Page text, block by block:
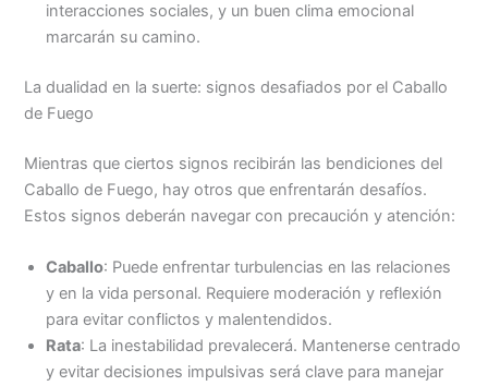
interacciones sociales, y un buen clima emocional
marcarán su camino.
La dualidad en la suerte: signos desafiados por el Caballo
de Fuego
Mientras que ciertos signos recibirán las bendiciones del
Caballo de Fuego, hay otros que enfrentarán desafíos.
Estos signos deberán navegar con precaución y atención:
Caballo: Puede enfrentar turbulencias en las relaciones
y en la vida personal. Requiere moderación y reflexión
para evitar conflictos y malentendidos.
Rata: La inestabilidad prevalecerá. Mantenerse centrado
y evitar decisiones impulsivas será clave para manejar